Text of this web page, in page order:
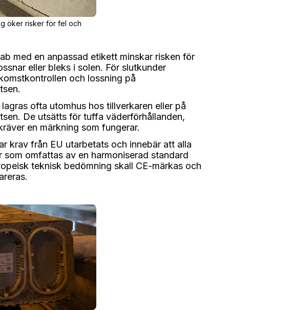
öker risker för fel och
med en anpassad etikett minskar risken för
eller bleks i solen. För slutkunder
och lossning på
ofta utomhus hos tillverkaren eller på
De utsätts för tuffa väderförhållanden,
en märkning som fungerar.
krav från EU utarbetats och innebär att alla
omfattas av en harmoniserad standard
teknisk bedömning skall CE-märkas och